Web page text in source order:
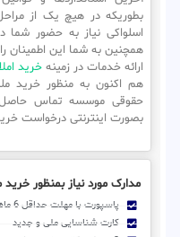
بطوریکه در هیچ یک از
اسلواکی نیاز به حضور
همچنین به شما این اطمینان
ارائه خدمات در زمینه خرید
هم اکنون به منظور خرید
حقوقی موسسه تماس حاصل
بصورت اینترنتی درخواست
مدارک مورد نیاز بمنظور
پاسپورت با مهلت حداقل 6 ماهه تا پایان انقضا
کارت شناسایی ملی و جدید